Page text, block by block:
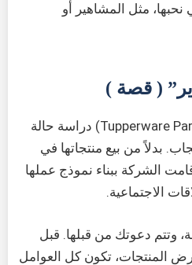
نحبها، مثل المشاهير أو
( قصة )
تعتبر حفلات “تابروير” (Tupperware Parties) دراسة حالة
بدلاً من بيع منتجاتها في
الشركة ببناء نموذج عملها
الاجتماعية.
وتتم دعوتك من قبلها. قبل
المنتجات، تكون كل العوامل